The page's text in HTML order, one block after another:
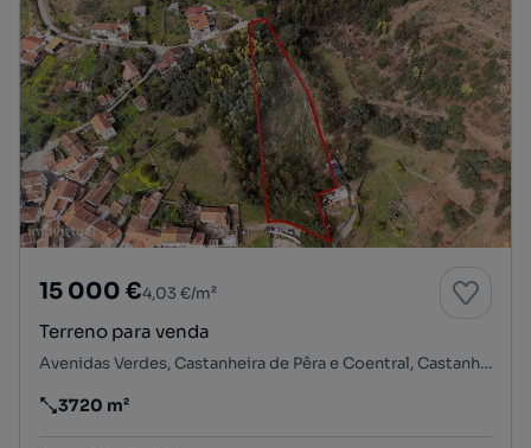
15 000 €4,03 €/m²
Terreno para venda
Avenidas Verdes, Castanheira de Pêra e Coentral, Castanheira de Pêra, Leiria
Preço por metro quadrado
3720 m²